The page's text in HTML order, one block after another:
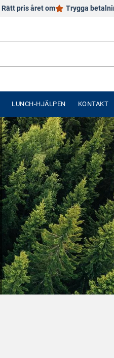
Rätt pris året om Trygga
LUNCH-HJÄLPEN KONTAKT